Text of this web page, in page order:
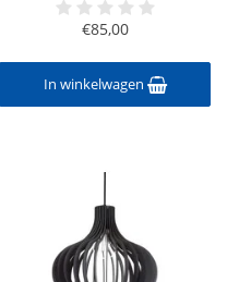
€85,00
In winkelwagen